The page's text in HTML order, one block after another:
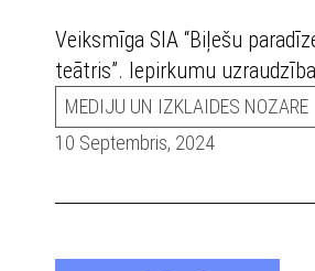
Veiksmīga SIA “Biļešu
teātris”. Iepirkumu
MEDIJU UN IZKLAIDES NOZARE
10 Septembris, 2024